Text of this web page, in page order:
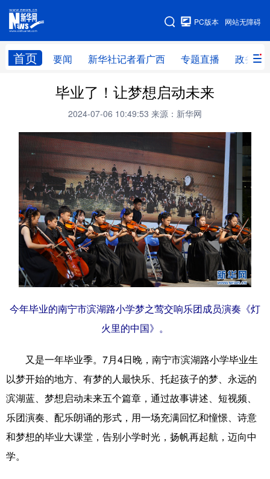
网站无障碍
PC版本
首页 要闻 新华社记者看广西 专题直播 政务信
网站地图
新华社记者 专题直播
图片新闻 壮美广西
新华网导航
学习进行时 高层 时政 人事
国际 财经 网评 港澳
思客智库 全球连线 教育
科技 科普 体育 文化
健康 军事 访谈 视频
食品 人居 信息化 乡村振兴
溯源中国 城市 旅游 能源
会展 彩票 娱乐 时尚
悦读 公益 书画 一带一路
毕业了！让梦想启动未来
2024-07-06 10:49:53 来源：新华网
今年毕业的南宁市滨湖路小学梦之莺交响乐团成员演奏《灯
火里的中国》。
又是一年毕业季。7月4日晚，南宁市滨湖路小学毕业生
以梦开始的地方、有梦的人最快乐、托起孩子的梦、永远的
滨湖蓝、梦想启动未来五个篇章，通过故事讲述、短视频、
乐团演奏、配乐朗诵的形式，用一场充满回忆和憧憬、诗意
和梦想的毕业大课堂，告别小学时光，扬帆再起航，迈向中
学。